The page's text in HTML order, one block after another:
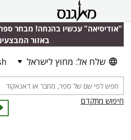
"אודיסיאה" עכשיו בהנחה! מבחר
באזור
שלח אל: מחוץ לישראל
חיפוש מתקדם